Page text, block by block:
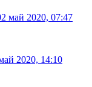
май 2020, 07:47
2020, 14:10